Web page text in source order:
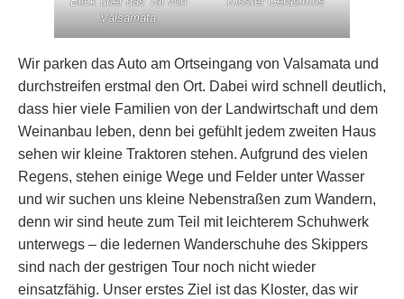
Valsamata
Wir parken das Auto am Ortseingang von Valsamata und
durchstreifen erstmal den Ort. Dabei wird schnell deutlich,
dass hier viele Familien von der Landwirtschaft und dem
Weinanbau leben, denn bei gefühlt jedem zweiten Haus
sehen wir kleine Traktoren stehen. Aufgrund des vielen
Regens, stehen einige Wege und Felder unter Wasser
und wir suchen uns kleine Nebenstraßen zum Wandern,
denn wir sind heute zum Teil mit leichterem Schuhwerk
unterwegs – die ledernen Wanderschuhe des Skippers
sind nach der gestrigen Tour noch nicht wieder
einsatzfähig. Unser erstes Ziel ist das Kloster, das wir